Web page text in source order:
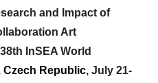
and Impact of
Art
38th InSEA World
Czech Republic, July 21-